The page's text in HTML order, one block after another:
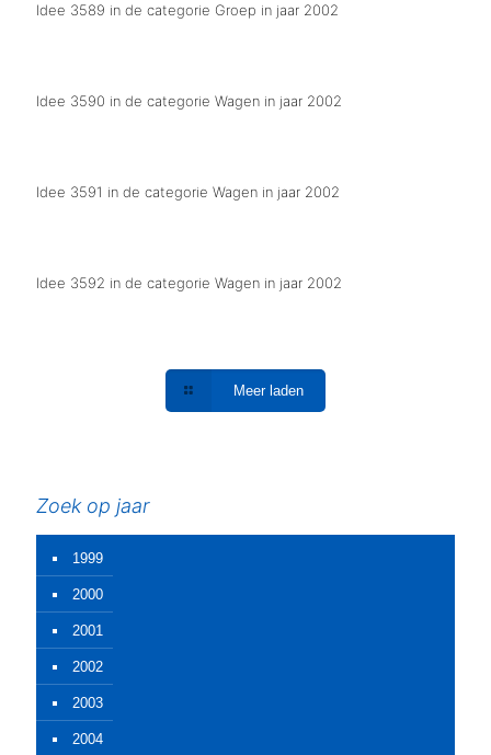
Idee 3589 in de categorie Groep in jaar 2002
Idee 3590 in de categorie Wagen in jaar 2002
Idee 3591 in de categorie Wagen in jaar 2002
Idee 3592 in de categorie Wagen in jaar 2002
Meer laden
Zoek op jaar
1999
2000
2001
2002
2003
2004